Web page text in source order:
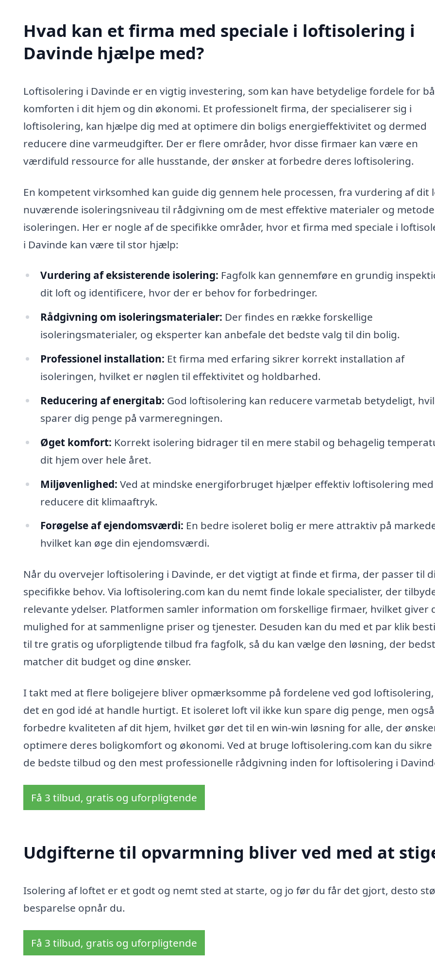
Hvad kan et firma med speciale i loftisolering i
Davinde hjælpe med?
Loftisolering i Davinde er en vigtig investering, som kan have betydelige fordele for
komforten i dit hjem og din økonomi. Et professionelt firma, der specialiserer sig i
loftisolering, kan hjælpe dig med at optimere din boligs energieffektivitet og dermed
reducere dine varmeudgifter. Der er flere områder, hvor disse firmaer kan være en
værdifuld ressource for alle husstande, der ønsker at forbedre deres loftisolering.
En kompetent virksomhed kan guide dig gennem hele processen, fra vurdering af dit
nuværende isoleringsniveau til rådgivning om de mest effektive materialer og
isoleringen. Her er nogle af de specifikke områder, hvor et firma med speciale i
i Davinde kan være til stor hjælp:
Vurdering af eksisterende isolering: Fagfolk kan gennemføre en grundig
dit loft og identificere, hvor der er behov for forbedringer.
Rådgivning om isoleringsmaterialer: Der findes en række forskellige
isoleringsmaterialer, og eksperter kan anbefale det bedste valg til din bolig.
Professionel installation: Et firma med erfaring sikrer korrekt installation af
isoleringen, hvilket er nøglen til effektivitet og holdbarhed.
Reducering af energitab: God loftisolering kan reducere varmetab betydeligt,
sparer dig penge på varmeregningen.
Øget komfort: Korrekt isolering bidrager til en mere stabil og behagelig
dit hjem over hele året.
Miljøvenlighed: Ved at mindske energiforbruget hjælper effektiv loftisolering
reducere dit klimaaftryk.
Forøgelse af ejendomsværdi: En bedre isoleret bolig er mere attraktiv på
hvilket kan øge din ejendomsværdi.
Når du overvejer loftisolering i Davinde, er det vigtigt at finde et firma, der passer til
specifikke behov. Via loftisolering.com kan du nemt finde lokale specialister, der
relevante ydelser. Platformen samler information om forskellige firmaer, hvilket giver
mulighed for at sammenligne priser og tjenester. Desuden kan du med et par klik
til tre gratis og uforpligtende tilbud fra fagfolk, så du kan vælge den løsning, der bedst
matcher dit budget og dine ønsker.
I takt med at flere boligejere bliver opmærksomme på fordelene ved god
det en god idé at handle hurtigt. Et isoleret loft vil ikke kun spare dig penge, men også
forbedre kvaliteten af dit hjem, hvilket gør det til en win-win løsning for alle, der
optimere deres boligkomfort og økonomi. Ved at bruge loftisolering.com kan du sikre
de bedste tilbud og den mest professionelle rådgivning inden for loftisolering i
Få 3 tilbud, gratis og uforpligtende
Udgifterne til opvarmning bliver ved med at
Isolering af loftet er et godt og nemt sted at starte, og jo før du får det gjort, desto
besparelse opnår du.
Få 3 tilbud, gratis og uforpligtende